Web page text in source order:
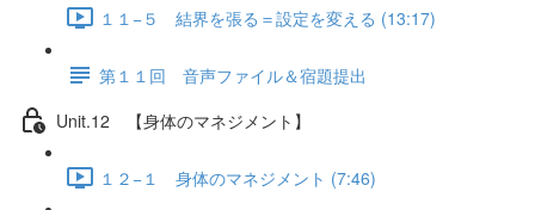
１１−５ 結界を張る＝設定を変える (13:17)
第１１回 音声ファイル＆宿題提出
Unit.12 【身体のマネジメント】
１２−１ 身体のマネジメント (7:46)